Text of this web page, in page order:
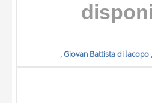
, Giovan Battista di